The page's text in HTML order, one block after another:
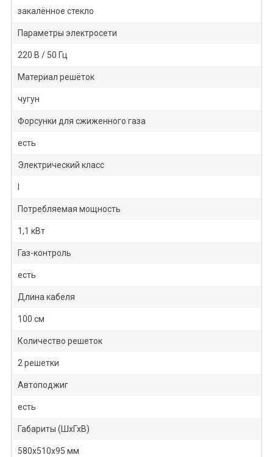
закалённое стекло
Параметры электросети
220 В / 50 Гц
Материал решёток
чугун
Форсунки для сжиженного газа
есть
Электрический класс
Потребляемая мощность
1,1 кВт
Газ-контроль
есть
Длина кабеля
100 см
Количество решеток
2 решетки
Автоподжиг
есть
Габариты (ШхГхВ)
580x510x95 мм